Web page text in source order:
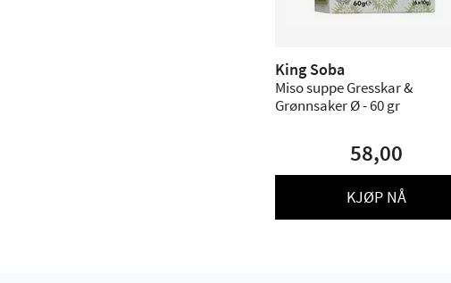
King Soba
Miso suppe Gresskar &
Grønnsaker Ø - 60 gr
58,00
KJØP NÅ